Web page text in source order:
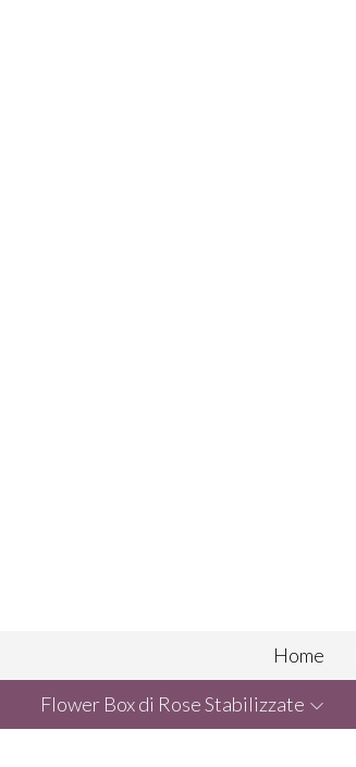
Home
Flower Box di Rose Stabilizzate